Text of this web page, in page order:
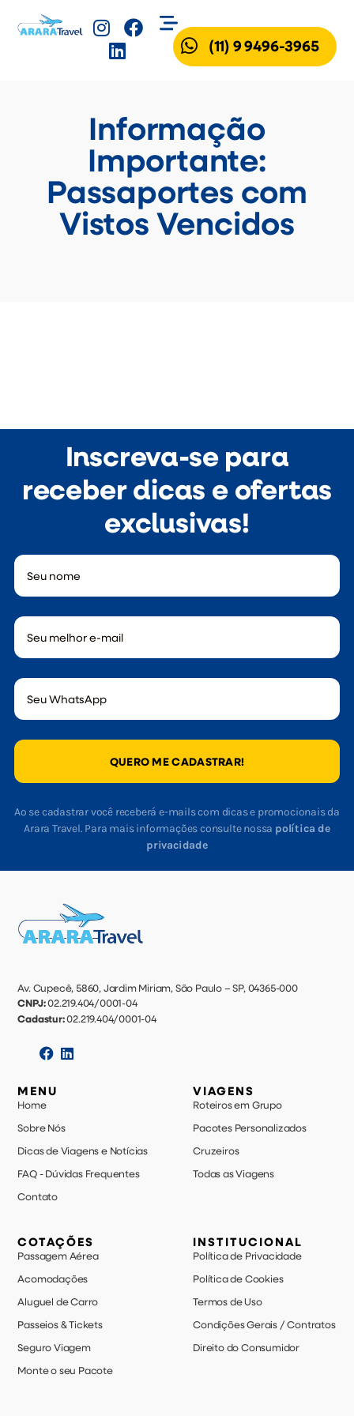
(11) 9 9496-3965
Informação
Importante:
Passaportes com
Vistos Vencidos
Inscreva-se para
receber dicas e ofertas
exclusivas!
QUERO ME CADASTRAR!
Ao se cadastrar você receberá e-mails com dicas e promocionais da
Arara Travel. Para mais informações consulte nossa política de
privacidade
Av. Cupecê, 5860, Jardim Miriam, São Paulo – SP, 04365-000
CNPJ:02.219.404/0001-04
Cadastur:02.219.404/0001-04
MENU
Home
Sobre Nós
Dicas de Viagens e Notícias
FAQ - Dúvidas Frequentes
Contato
VIAGENS
Roteiros em Grupo
Pacotes Personalizados
Cruzeiros
Todas as Viagens
COTAÇÕES
Passagem Aérea
Acomodações
Aluguel de Carro
Passeios & Tickets
Seguro Viagem
Monte o seu Pacote
INSTITUCIONAL
Política de Privacidade
Política de Cookies
Termos de Uso
Condições Gerais / Contratos
Direito do Consumidor